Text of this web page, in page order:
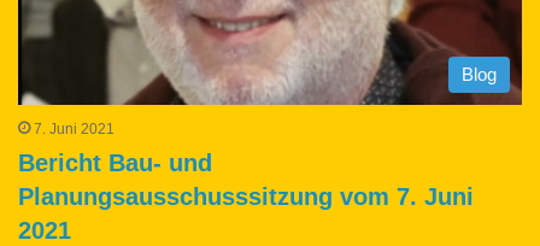
Blog
7. Juni 2021
Bericht Bau- und
Planungsausschusssitzung vom 7. Juni
2021